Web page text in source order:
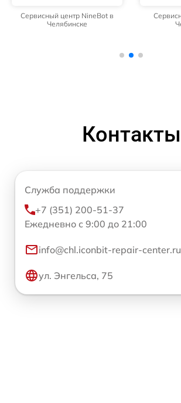
Сервисный центр NineBot в
Челябинске
Контакты
Служба поддержки
+7 (351) 200-51-37
Ежедневно с 9:00 до 21:00
info@chl.iconbit-repair-center.ru
ул. Энгельса, 75